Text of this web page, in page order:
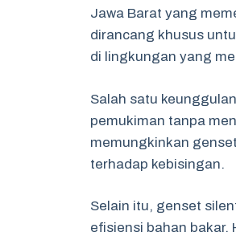
Jawa Barat yang
dirancang khusus
di lingkungan yang
Salah satu
pemukiman tanpa
memungkinkan
terhadap kebisingan.
Selain itu, genset
efisiensi bahan bakar.